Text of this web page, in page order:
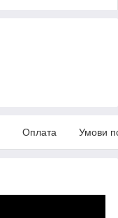
Оплата Умови